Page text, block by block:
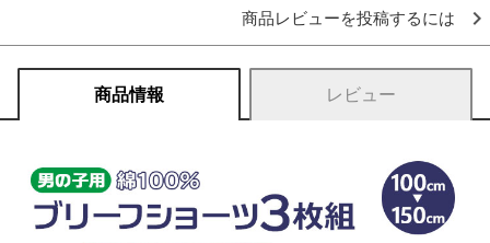
商品レビューを投稿するには
商品情報 レビュー